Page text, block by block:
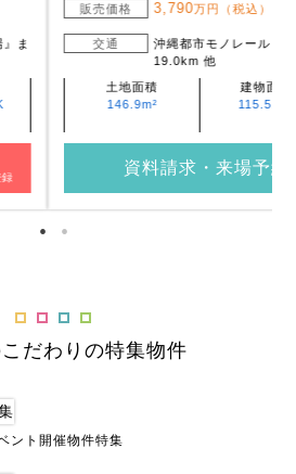
ノレール『てだこ浦西』まで19.0km ～
場予約
お気に入り登録
だわりの特集物件
ント開催物件特集